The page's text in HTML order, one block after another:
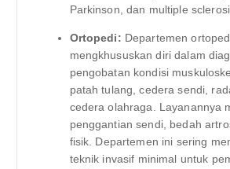
Parkinson, dan multiple
Ortopedi: Departemen
mengkhususkan diri dalam
pengobatan kondisi
patah tulang, cedera sendi,
cedera olahraga. Layanannya
penggantian sendi, bedah
fisik. Departemen ini sering
teknik invasif minimal untuk